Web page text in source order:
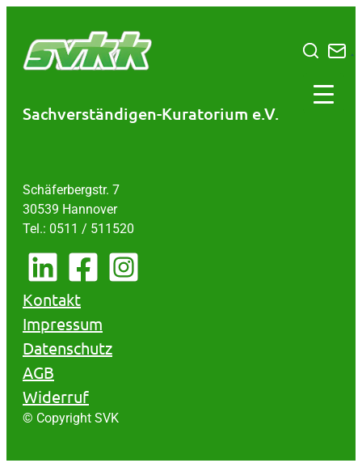
springen
Sachverständigen-Kuratorium e.V.
Schäferbergstr. 7
30539 Hannover
Tel.: 0511 / 511520
Kontakt
Impressum
Datenschutz
AGB
Widerruf
© Copyright SVK